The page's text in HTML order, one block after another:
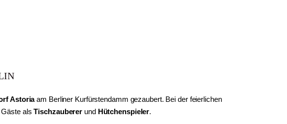
Astoria am Berliner Kurfürstendamm gezaubert. Bei der feierlichen
Gäste alsTischzauberer und Hütchenspieler.